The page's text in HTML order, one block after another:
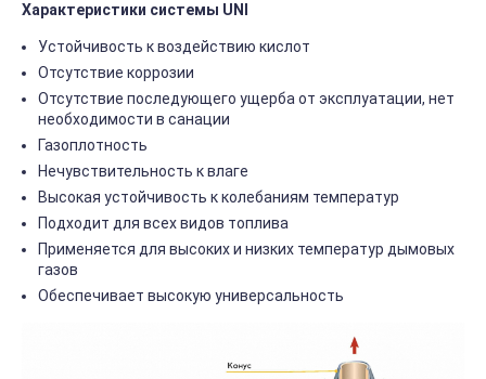
Характеристики системы UNI
Устойчивость к воздействию кислот
Отсутствие коррозии
Отсутствие последующего ущерба от эксплуатации, нет
необходимости в санации
Газоплотность
Нечувствительность к влаге
Высокая устойчивость к колебаниям температур
Подходит для всех видов топлива
Применяется для высоких и низких температур дымовых
газов
Обеспечивает высокую универсальность